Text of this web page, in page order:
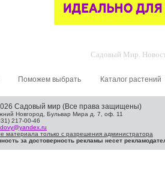
Садовый Мир.
Поможем выбрать Каталог растений
Садовый мир (Все права защищены)
Новгород, Бульвар Мира д. 7, оф. 11
217-00-46
материала только с разрешения администратора
за достоверность рекламы несет